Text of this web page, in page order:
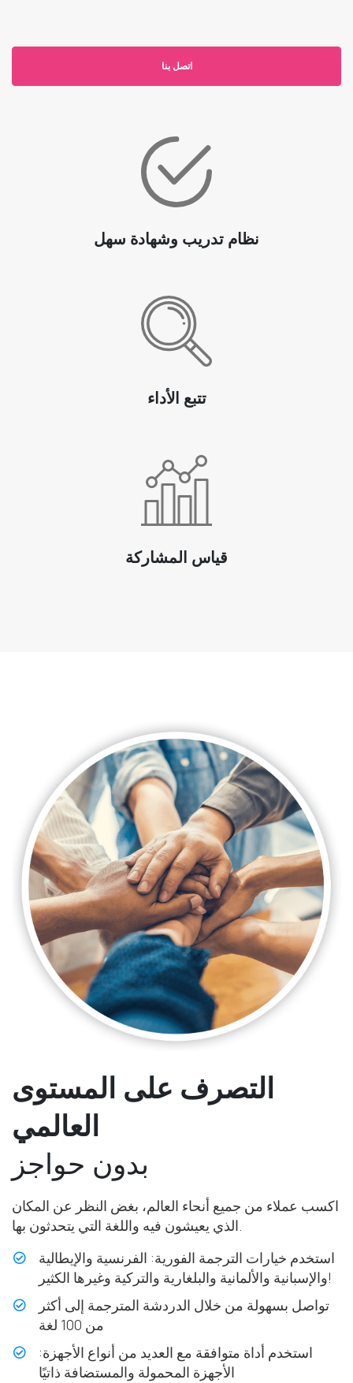
اتصل بنا
نظام تدريب وشهادة سهل
تتبع الأداء
قياس المشاركة
التصرف على المستوى
العالمي
بدون حواجز
اكسب عملاء من جميع أنحاء العالم، بغض النظر عن المكان
الذي يعيشون فيه واللغة التي يتحدثون بها.
استخدم خيارات الترجمة الفورية: الفرنسية والإيطالية
والإسبانية والألمانية والبلغارية والتركية وغيرها الكثير!
تواصل بسهولة من خلال الدردشة المترجمة إلى أكثر
من 100 لغة
استخدم أداة متوافقة مع العديد من أنواع الأجهزة:
الأجهزة المحمولة والمستضافة ذاتيًا